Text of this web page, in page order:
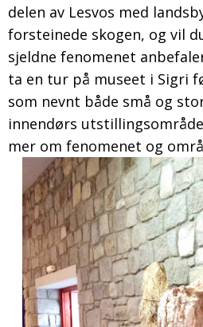
delen av Lesvos med
forsteinede skogen, og vil
sjeldne fenomenet
ta en tur på museet i Sigri
som nevnt både små og
innendørs
mer om fenomenet og